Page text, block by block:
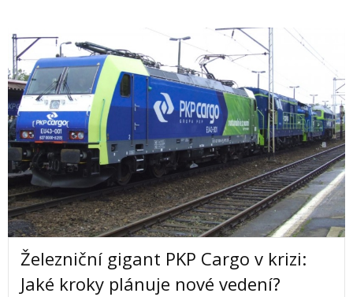
Železniční gigant PKP Cargo v krizi:
Jaké kroky plánuje nové vedení?